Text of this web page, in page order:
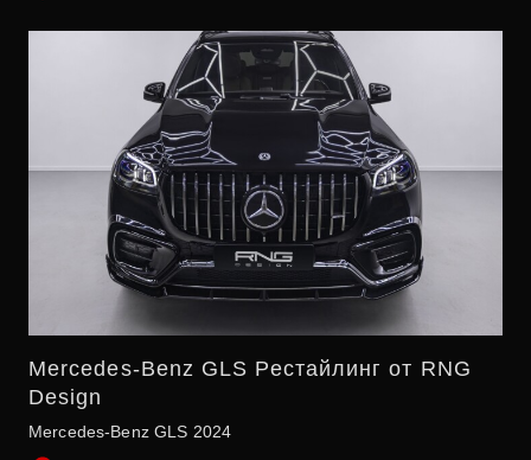
Mercedes-Benz GLS Рестайлинг от RNG
Design
Mercedes-Benz GLS 2024